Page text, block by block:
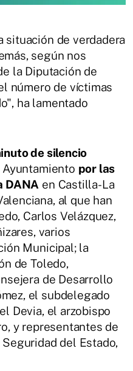
situación de verdadera
según nos
la Diputación de
número de víctimas
ha lamentado
de silencio
por las
DANA en Castilla-La
al que han
Carlos Velázquez,
varios
Municipal; la
de Toledo,
de Desarrollo
el subdelegado
Devia, el arzobispo
y representantes de
del Estado,